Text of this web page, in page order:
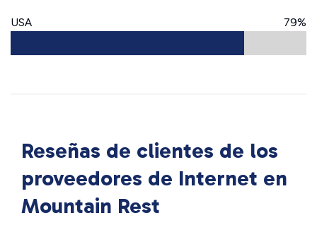
USA 79%
Reseñas de clientes de los
proveedores de Internet en
Mountain Rest